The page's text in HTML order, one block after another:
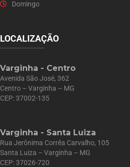
Domingo
LOCALIZAÇÃO
Varginha - Centro
Avenida São José, 362
Centro – Varginha – MG
CEP: 37002-135
Varginha - Santa Luiza
Rua Jerônima Corrêa Carvalho, 105
Santa Luiza – Varginha – MG
CEP: 37026-720